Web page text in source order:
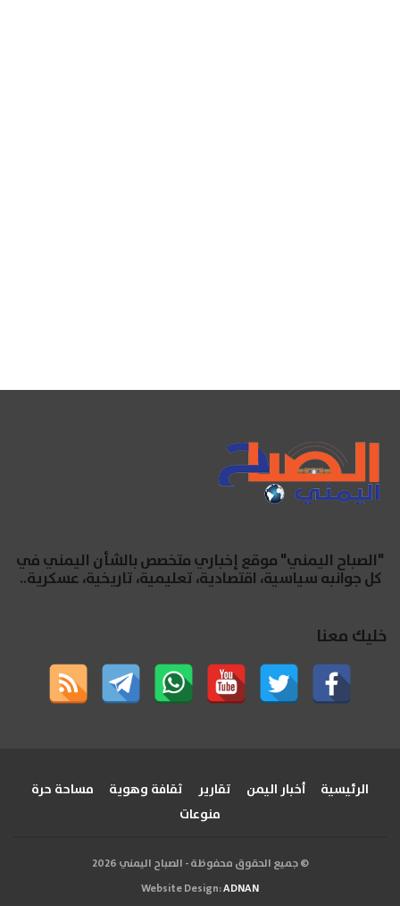
"الصباح اليمني" موقع إخباري متخصص بالشأن اليمني في
كل جوانبه سياسية، اقتصادية، تعليمية، تاريخية، عسكرية..
خليك معنا
الرئيسية أخبار اليمن تقارير ثقافة وهوية
مساحة حرة
منوعات
© جميع الحقوق محفوظة - الصباح اليمني 2026
Website Design:ADNAN